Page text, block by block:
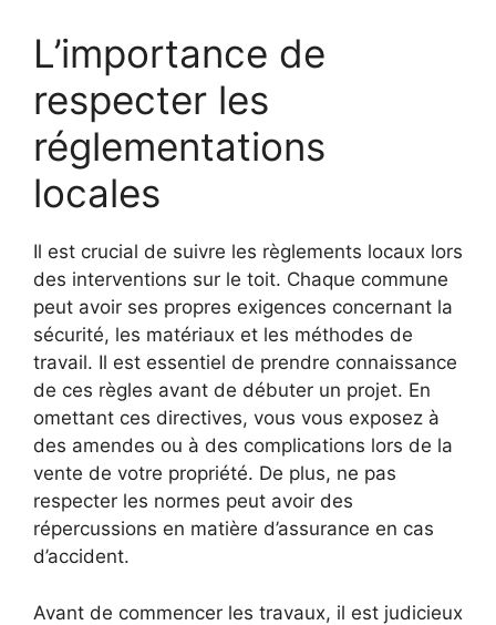
L’importance de
respecter les
réglementations
locales
Il est crucial de suivre les règlements locaux lors
des interventions sur le toit. Chaque commune
peut avoir ses propres exigences concernant la
sécurité, les matériaux et les méthodes de
travail. Il est essentiel de prendre connaissance
de ces règles avant de débuter un projet. En
omettant ces directives, vous vous exposez à
des amendes ou à des complications lors de la
vente de votre propriété. De plus, ne pas
respecter les normes peut avoir des
répercussions en matière d’assurance en cas
d’accident.
Avant de commencer les travaux, il est judicieux